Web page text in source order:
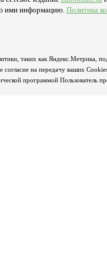
ими информацию. Политика
таких как Яндекс.Метрика,
согласие на передачу ваших
программой